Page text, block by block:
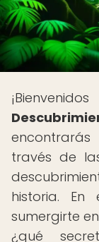
través de
historia.
sumergirte
¿qué